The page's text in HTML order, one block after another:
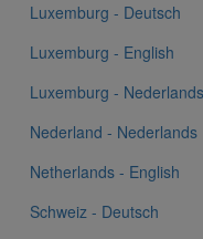
Luxemburg - Deutsch
Luxemburg - English
Luxemburg - Nederlands
Nederland - Nederlands
Netherlands - English
Schweiz - Deutsch